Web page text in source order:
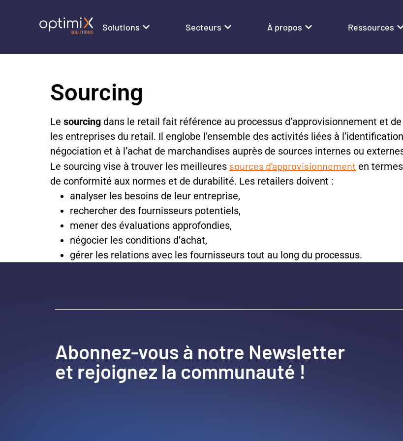
Solutions Secteurs À propos Ressources
Sourcing
Le sourcing dans le retail fait référence au processus d’approvisionnement et
les entreprises du retail. Il englobe l’ensemble des activités liées à
négociation et à l’achat de marchandises auprès de sources internes ou
Le sourcing vise à trouver les meilleures sources d’approvisionnement en
de conformité aux normes et de durabilité. Les retailers doivent :
analyser les besoins de leur entreprise,
rechercher des fournisseurs potentiels,
mener des évaluations approfondies,
négocier les conditions d’achat,
gérer les relations avec les fournisseurs tout au long du processus.
Abonnez-vous à notre Newsletter
et rejoignez la communauté !